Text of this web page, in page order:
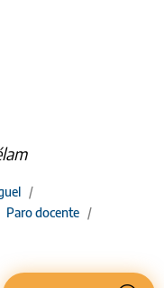
/
Paro docente /